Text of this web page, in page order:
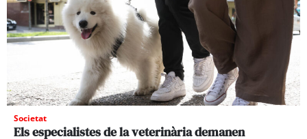
Societat
Els especialistes de la veterinària demanen